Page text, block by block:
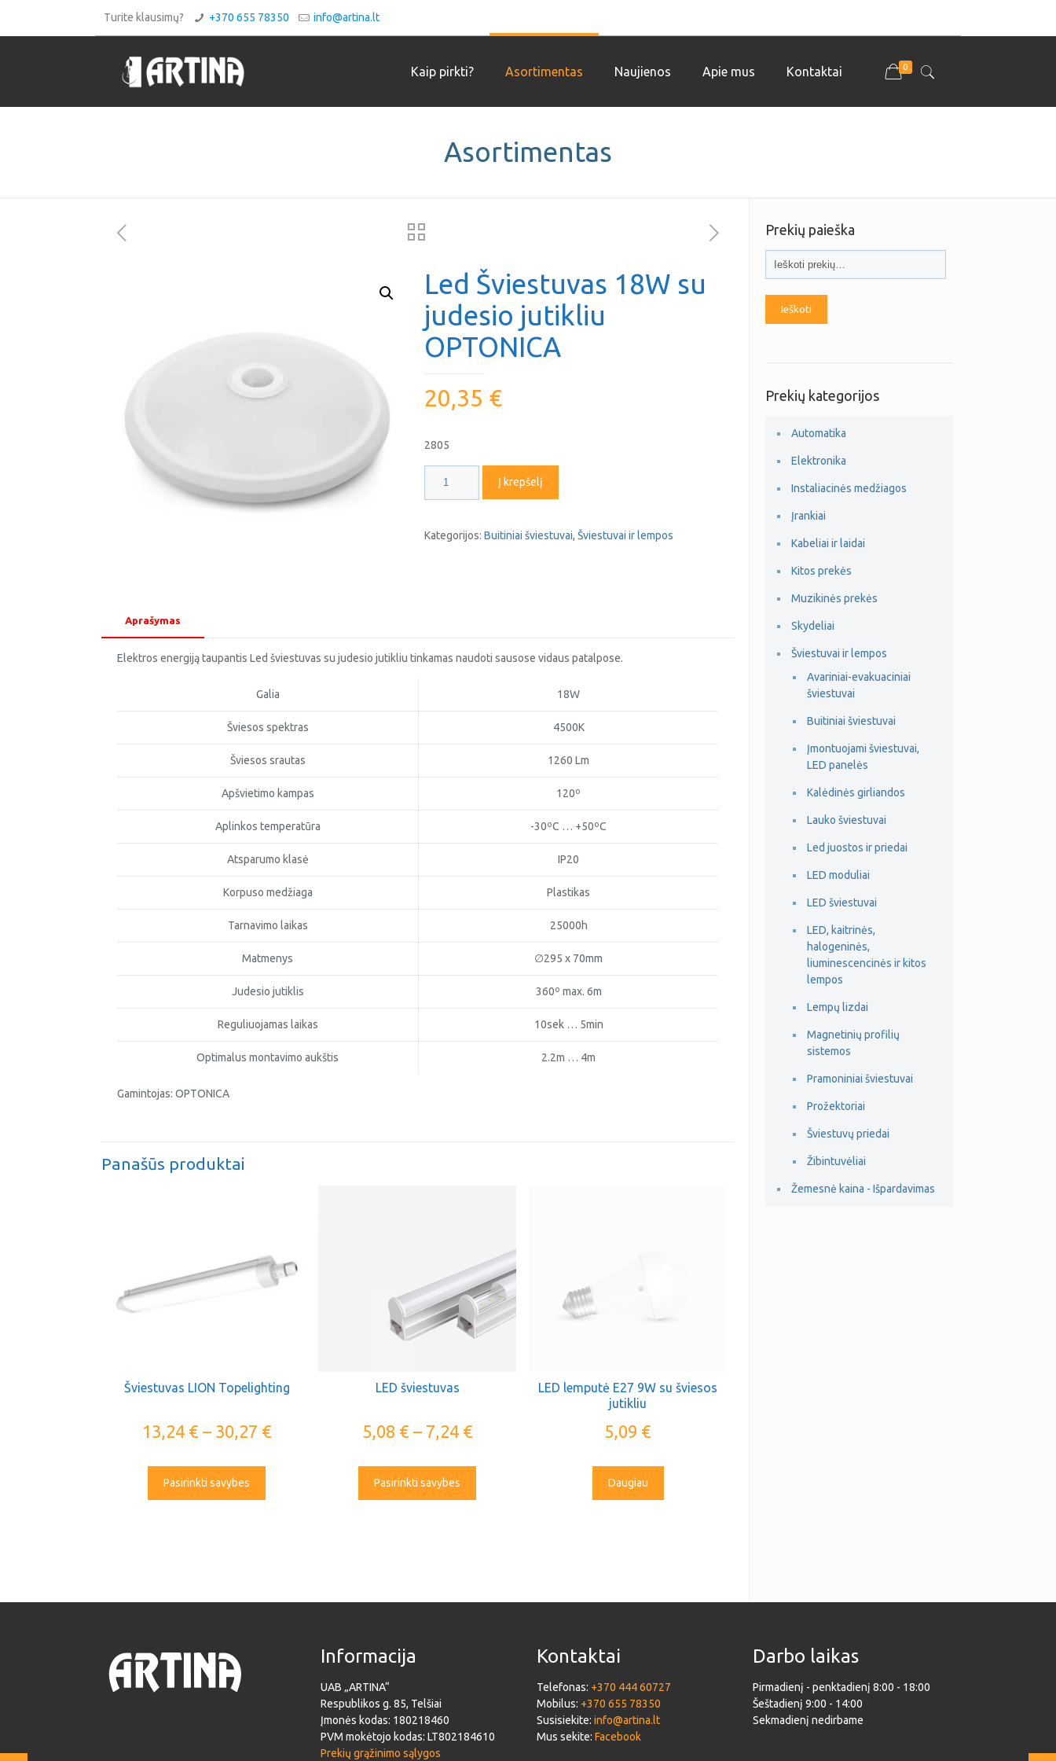
Turite klausimų? +370 655 78350 info@artina.lt
Kaip pirkti? Asortimentas Naujienos Apie mus Kontaktai 0
Asortimentas
Led Šviestuvas 18W su
judesio jutikliu
OPTONICA
20,35 €
2805
kiekis:
18W
Į krepšelį
Kategorijos: Buitiniai šviestuvai, Šviestuvai ir lempos
Aprašymas
Elektros energiją taupantis Led šviestuvas su judesio jutikliu tinkamas naudoti sausose vidaus patalpose.
Galia 18W
Šviesos spektras 4500K
Šviesos srautas 1260 Lm
Apšvietimo kampas 120º
Aplinkos temperatūra -30ºC … +50ºC
Atsparumo klasė IP20
Korpuso medžiaga Plastikas
Tarnavimo laikas 25000h
Matmenys ∅295 x 70mm
Judesio jutiklis 360º max. 6m
Reguliuojamas laikas 10sek … 5min
Optimalus montavimo aukštis 2.2m … 4m
Gamintojas: OPTONICA
Panašūs produktai
Šviestuvas LION Topelighting
13,24 €– 30,27 €
Pasirinkti savybes
LED šviestuvas
5,08 €– 7,24 €
Pasirinkti savybes
LED lemputė E27 9W su šviesos
jutikliu
5,09 €
Daugiau
Prekių paieška
Ieškoti
Prekių kategorijos
Automatika
Elektronika
Instaliacinės medžiagos
Įrankiai
Kabeliai ir laidai
Kitos prekės
Muzikinės prekės
Skydeliai
Šviestuvai ir lempos
Avariniai-evakuaciniai
šviestuvai
Buitiniai šviestuvai
Įmontuojami šviestuvai,
LED panelės
Kalėdinės girliandos
Lauko šviestuvai
Led juostos ir priedai
LED moduliai
LED šviestuvai
LED, kaitrinės,
halogeninės,
liuminescencinės ir kitos
lempos
Lempų lizdai
Magnetinių profilių
sistemos
Pramoniniai šviestuvai
Prožektoriai
Šviestuvų priedai
Žibintuvėliai
Žemesnė kaina - Išpardavimas
Informacija
UAB „ARTINA“
Respublikos g. 85, Telšiai
Įmonės kodas: 180218460
PVM mokėtojo kodas: LT802184610
Prekių grąžinimo sąlygos
Kontaktai
Telefonas: +370 444 60727
Mobilus: +370 655 78350
Susisiekite: info@artina.lt
Mus sekite: Facebook
Darbo laikas
Pirmadienį - penktadienį 8:00 - 18:00
Šeštadienį 9:00 - 14:00
Sekmadienį nedirbame